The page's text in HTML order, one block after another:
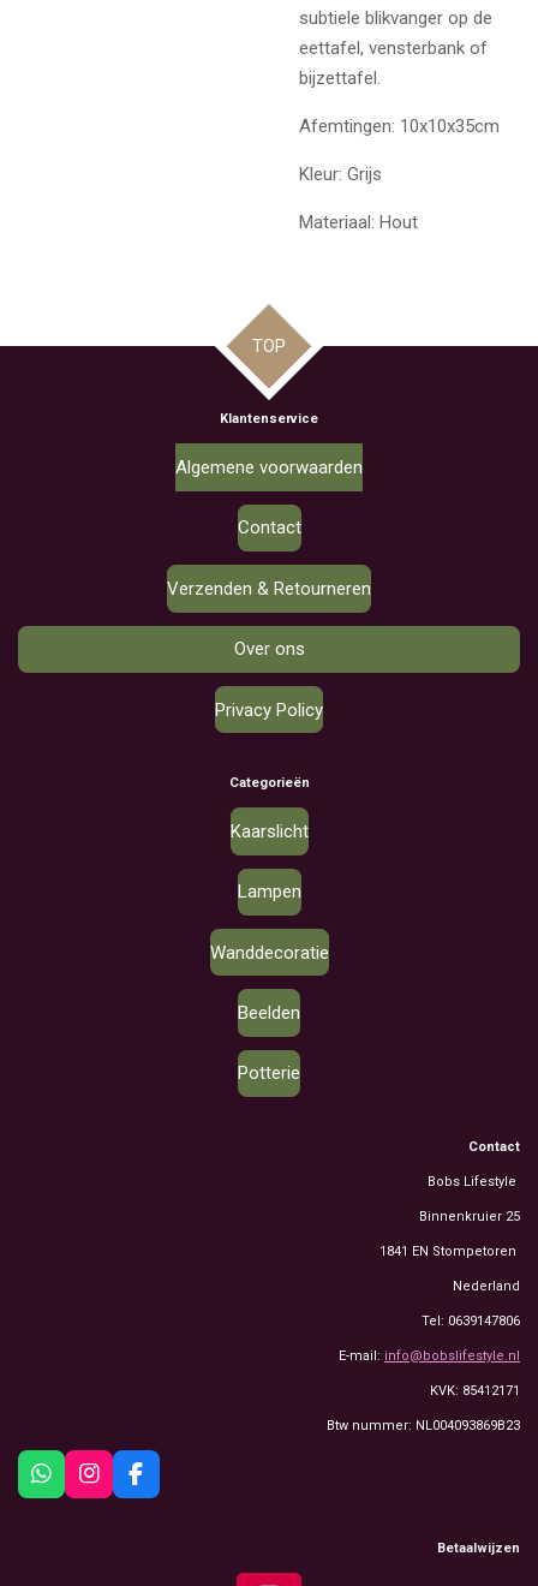
subtiele blikvanger op de
eettafel, vensterbank of
bijzettafel.
Afemtingen: 10x10x35cm
Kleur: Grijs
Materiaal: Hout
TOP
Klantenservice
Algemene voorwaarden
Contact
Verzenden & Retourneren
Over ons
Privacy Policy
Categorieën
Kaarslicht
Lampen
Wanddecoratie
Beelden
Potterie
Contact
Bobs Lifestyle
Binnenkruier 25
1841 EN Stompetoren
Nederland
Tel: 0639147806
E-mail: info@bobslifestyle.nl
KVK: 85412171
Btw nummer: NL004093869B23
W
h
I
n
F
a
Betaalwijzen